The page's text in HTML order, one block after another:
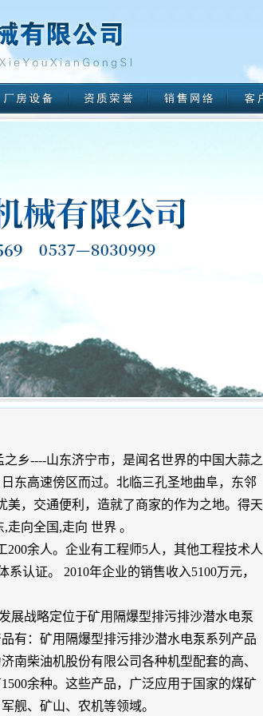
----山东济宁市，是闻名世界的中国大蒜之
东高速傍区而过。北临三孔圣地曲阜，东邻
美，交通便利，造就了商家的作为之地。得天
向全国,走向 世界 。
余人。企业有工程师5人，其他工程技术人
系认证。 2010年企业的销售收入5100万元，
战略定位于矿用隔爆型排污排沙潜水电泵
有：矿用隔爆型排污排沙潜水电泵系列产品
南柴油机股份有限公司各种机型配套的高、
余种。这些产品，广泛应用于国家的煤矿
舰、矿山、农机等领域。